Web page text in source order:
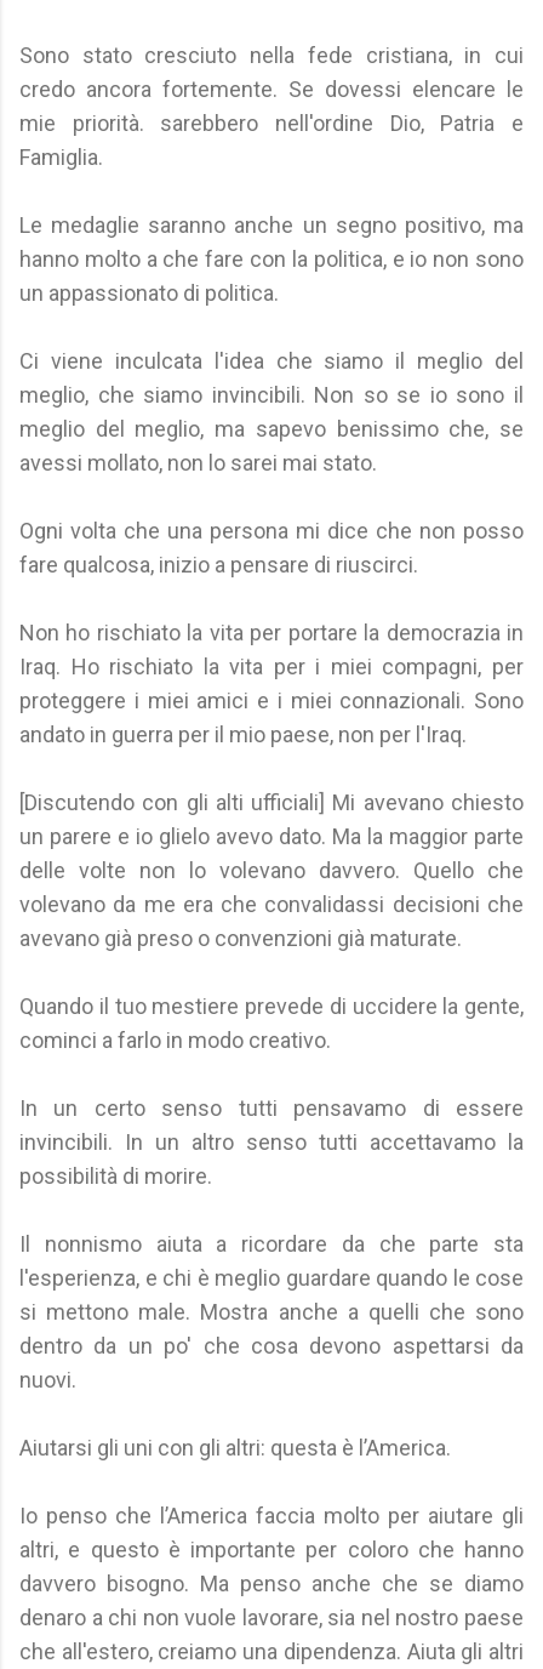
Sono stato cresciuto nella fede cristiana, in cui
credo ancora fortemente. Se dovessi elencare le
mie priorità. sarebbero nell'ordine Dio, Patria e
Famiglia.
Le medaglie saranno anche un segno positivo, ma
hanno molto a che fare con la politica, e io non sono
un appassionato di politica.
Ci viene inculcata l'idea che siamo il meglio del
meglio, che siamo invincibili. Non so se io sono il
meglio del meglio, ma sapevo benissimo che, se
avessi mollato, non lo sarei mai stato.
Ogni volta che una persona mi dice che non posso
fare qualcosa, inizio a pensare di riuscirci.
Non ho rischiato la vita per portare la democrazia in
Iraq. Ho rischiato la vita per i miei compagni, per
proteggere i miei amici e i miei connazionali. Sono
andato in guerra per il mio paese, non per l'Iraq.
[Discutendo con gli alti ufficiali] Mi avevano chiesto
un parere e io glielo avevo dato. Ma la maggior parte
delle volte non lo volevano davvero. Quello che
volevano da me era che convalidassi decisioni che
avevano già preso o convenzioni già maturate.
Quando il tuo mestiere prevede di uccidere la gente,
cominci a farlo in modo creativo.
In un certo senso tutti pensavamo di essere
invincibili. In un altro senso tutti accettavamo la
possibilità di morire.
Il nonnismo aiuta a ricordare da che parte sta
l'esperienza, e chi è meglio guardare quando le cose
si mettono male. Mostra anche a quelli che sono
dentro da un po' che cosa devono aspettarsi da
nuovi.
Aiutarsi gli uni con gli altri: questa è l’America.
Io penso che l’America faccia molto per aiutare gli
altri, e questo è importante per coloro che hanno
davvero bisogno. Ma penso anche che se diamo
denaro a chi non vuole lavorare, sia nel nostro paese
che all'estero, creiamo una dipendenza. Aiuta gli altri